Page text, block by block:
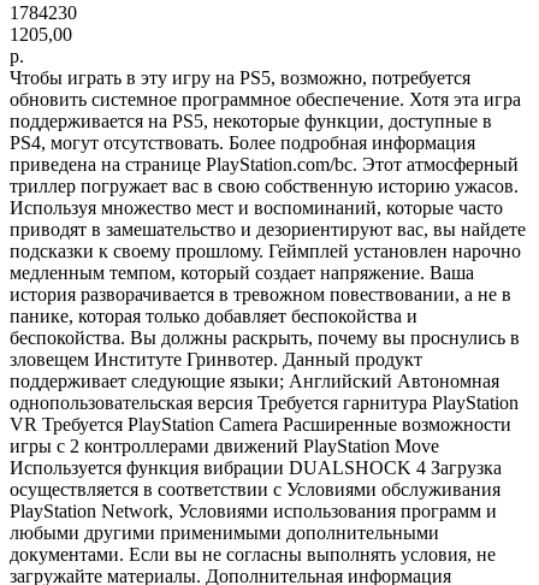
1784230
1205,00
р.
Чтобы играть в эту игру на PS5, возможно, потребуется
обновить системное программное обеспечение. Хотя эта игра
поддерживается на PS5, некоторые функции, доступные в
PS4, могут отсутствовать. Более подробная информация
приведена на странице PlayStation.com/bc. Этот атмосферный
триллер погружает вас в свою собственную историю ужасов.
Используя множество мест и воспоминаний, которые часто
приводят в замешательство и дезориентируют вас, вы найдете
подсказки к своему прошлому. Геймплей установлен нарочно
медленным темпом, который создает напряжение. Ваша
история разворачивается в тревожном повествовании, а не в
панике, которая только добавляет беспокойства и
беспокойства. Вы должны раскрыть, почему вы проснулись в
зловещем Институте Гринвотер. Данный продукт
поддерживает следующие языки; Английский Автономная
однопользовательская версия Требуется гарнитура PlayStation
VR Требуется PlayStation Camera Расширенные возможности
игры с 2 контроллерами движений PlayStation Move
Используется функция вибрации DUALSHOCK 4 Загрузка
осуществляется в соответствии с Условиями обслуживания
PlayStation Network, Условиями использования программ и
любыми другими применимыми дополнительными
документами. Если вы не согласны выполнять условия, не
загружайте материалы. Дополнительная информация